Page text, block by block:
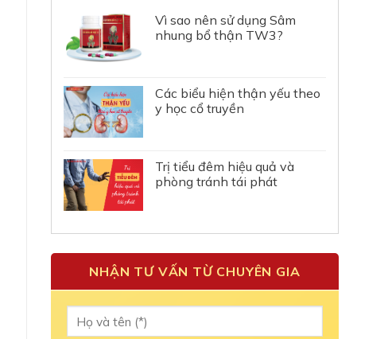
Vì sao nên sử dụng Sâm
nhung bổ thận TW3?
Các biểu hiện thận yếu theo
y học cổ truyền
Trị tiểu đêm hiệu quả và
phòng tránh tái phát
NHẬN TƯ VẤN TỪ CHUYÊN GIA